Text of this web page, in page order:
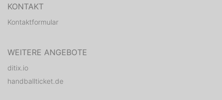
KONTAKT
Kontaktformular
WEITERE ANGEBOTE
ditix.io
handballticket.de